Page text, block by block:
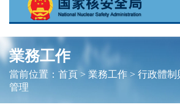
業務工作
當前位置： 首頁> 業務工作> 行政體制
管理